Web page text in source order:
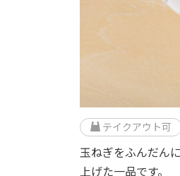
玉ねぎをふんだん
上げた一品です。
テイクアウト可